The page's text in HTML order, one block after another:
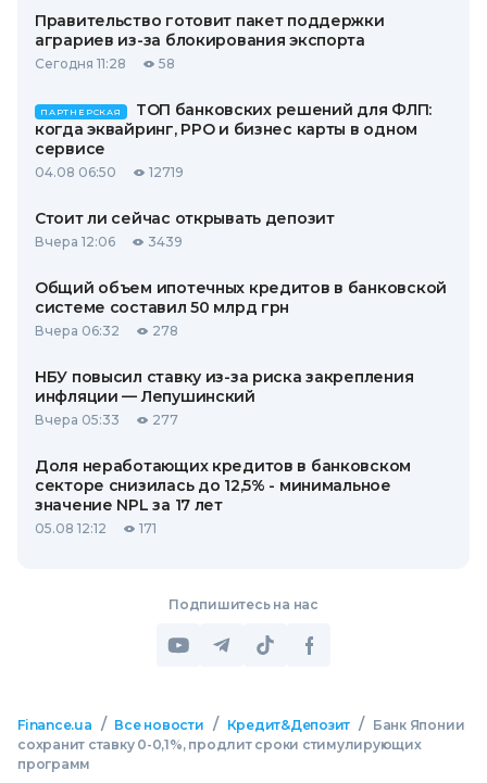
Правительство готовит пакет поддержки
аграриев из-за блокирования экспорта
Сегодня 11:28 58
ПАРТНЕРСКАЯ
ТОП банковских решений для ФЛП:
когда эквайринг, РРО и бизнес карты в одном
сервисе
04.08 06:50 12719
Стоит ли сейчас открывать депозит
Вчера 12:06 3439
Общий объем ипотечных кредитов в банковской
системе составил 50 млрд грн
Вчера 06:32 278
НБУ повысил ставку из-за риска закрепления
инфляции — Лепушинский
Вчера 05:33 277
Доля неработающих кредитов в банковском
секторе снизилась до 12,5% - минимальное
значение NPL за 17 лет
05.08 12:12 171
Подпишитесь на нас
Finance.ua / Все новости / Кредит&Депозит /
Банк Японии
сохранит ставку 0-0,1%, продлит сроки стимулирующих
программ